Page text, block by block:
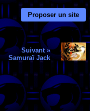
Proposer un site
Suivant »
Samuraï Jack